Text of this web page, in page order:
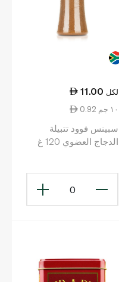
11.00 لكل
0.92 ١٠ جم
سبينس فوود تتبيلة
الدجاج العضوي 120 غ
0